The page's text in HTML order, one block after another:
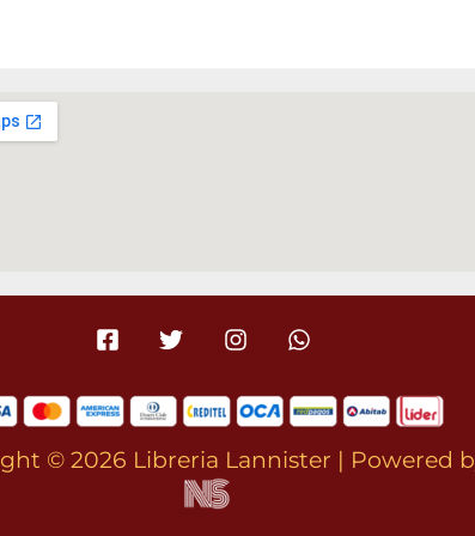
© 2026 Libreria Lannister | Powered